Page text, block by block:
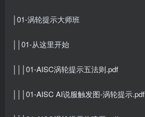
│01-涡轮提示大师班
││01-从这里开始
│││01-AISC涡轮提示五法则.pdf
│││01-AISC AI说服触发图-涡轮提示.pdf